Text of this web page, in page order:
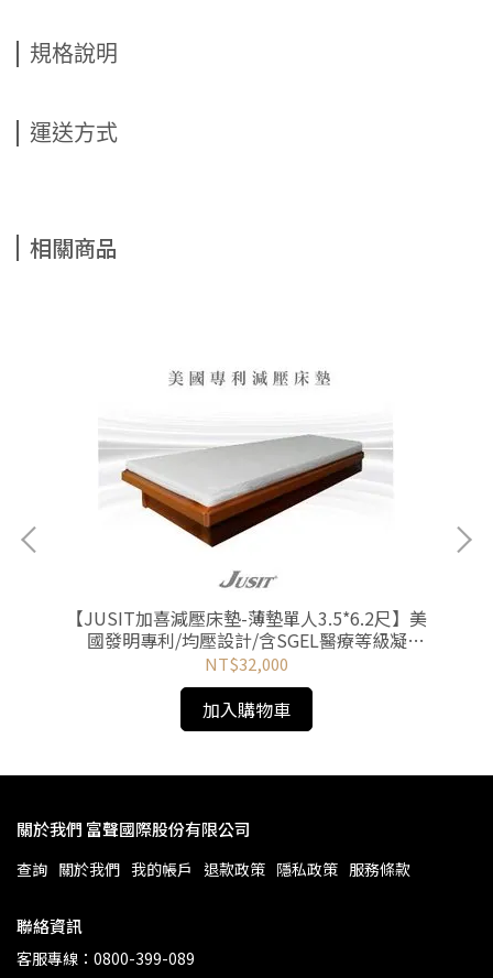
規格說明
運送方式
相關商品
【JUSIT加喜減壓床墊-薄墊單人3.5*6.2尺】美
國發明專利/均壓設計/含SGEL醫療等級凝
膠/MIT台灣製/非矽膠、乳膠、記憶泡棉
NT$32,000
加入購物車
關於我們 富聲國際股份有限公司
查詢 關於我們 我的帳戶 退款政策 隱私政策 服務條款
聯絡資訊
客服專線：0800-399-089